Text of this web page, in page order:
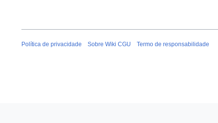
Política de privacidade Sobre Wiki CGU Termo de responsabilidade